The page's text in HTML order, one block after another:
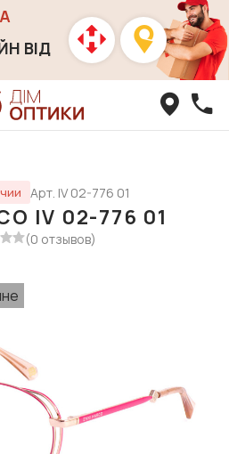
ВІД
Арт. IV 02-776 01
IV 02-776 01
(0 отзывов)